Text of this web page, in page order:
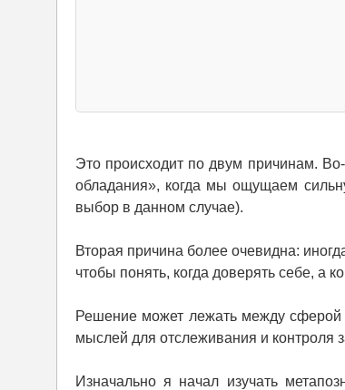
Это происходит по двум причинам.
обладания», когда мы ощущаем
выбор в данном случае).
Вторая причина более очевидна:
чтобы понять, когда доверять себе, а
Решение может лежать между сферой
мыслей для отслеживания и контроля
Изначально я начал изучать